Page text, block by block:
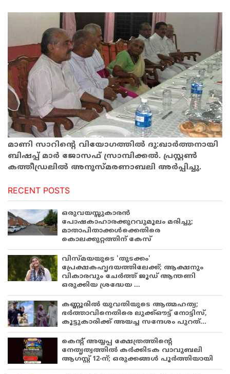
മാണി സാറിന്റെ വിയോഗത്തിൽ ദു:ഖാർത്തനായി
ബിഷപ്പ് മാർ ജോസഫ് സ്രാമ്പിക്കൽ. പ്രസ്റ്റൺ
കത്തീഡ്രലിൽ അനുസ്മരണാബലി അർപ്പിച്ചു.
RECENT POSTS
ഒരുവയസ്സുകാരൻ
പോഷകാഹാരക്കുറവുമൂലം മരിച്ചു;
മാതാപിതാക്കൾക്കെതിരെ
കൊലക്കുറ്റത്തിന് കേസ്
വിസ്മയയുടെ 'തുടക്കം'
പ്രേക്ഷകഹൃദയത്തിലേക്ക്; ആക്ഷനും
വികാരവും ചേർത്ത് ജൂഡ് ആന്തണി
ഒരുക്കിയ ശ്രദ്ധേയ ...
കണ്ണൂരിൽ യുവതിയുടെ ആത്മഹത്യ;
ഭർത്താവിനെതിരെ ലുക്ക്ഔട്ട് നോട്ടിസ്,
കൂട്ടുകാരിക്ക് അയച്ച സന്ദേശം പുറത്...
കെന്റ് അയ്യപ്പ ക്ഷേത്രത്തിന്റെ
നേതൃത്വത്തിൽ കർക്കിടക വാവുബലി
ആഗസ്റ്റ് 12-ന്; ഒരുക്കങ്ങൾ പൂർത്തിയായി